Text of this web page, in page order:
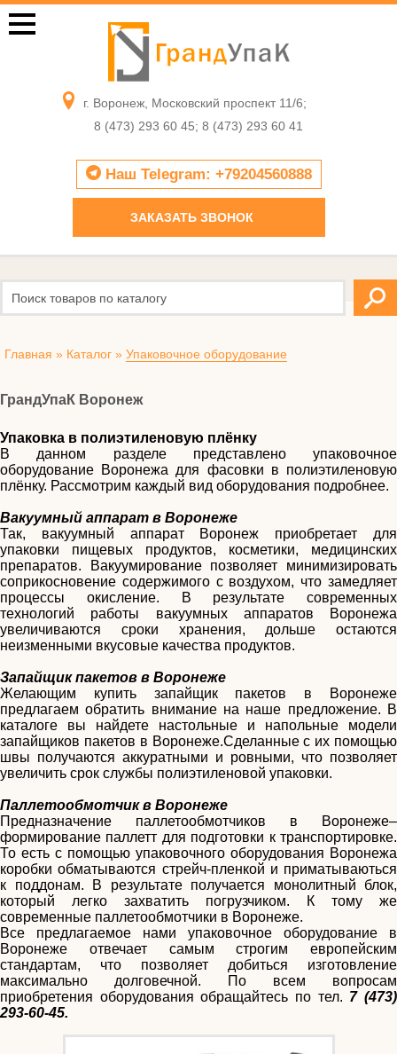
г. Воронеж, Московский проспект 11/6;
8 (473) 293 60 45; 8 (473) 293 60 41
Наш Telegram: +79204560888
ЗАКАЗАТЬ ЗВОНОК
Главная » Каталог » Упаковочное оборудование
ГрандУпаК Воронеж
Упаковка в полиэтиленовую плёнку
В данном разделе представлено упаковочное
оборудование Воронежа для фасовки в полиэтиленовую
плёнку. Рассмотрим каждый вид оборудования подробнее.
Вакуумный аппарат в Воронеже
Так, вакуумный аппарат Воронеж приобретает для
упаковки пищевых продуктов, косметики, медицинских
препаратов. Вакуумирование позволяет минимизировать
соприкосновение содержимого с воздухом, что замедляет
процессы окисление. В результате современных
технологий работы вакуумных аппаратов Воронежа
увеличиваются сроки хранения, дольше остаются
неизменными вкусовые качества продуктов.
Запайщик пакетов в Воронеже
Желающим купить запайщик пакетов в Воронеже
предлагаем обратить внимание на наше предложение. В
каталоге вы найдете настольные и напольные модели
запайщиков пакетов в Воронеже.Сделанные с их помощью
швы получаются аккуратными и ровными, что позволяет
увеличить срок службы полиэтиленовой упаковки.
Паллетообмотчик в Воронеже
Предназначение паллетообмотчиков в Воронеже–
формирование паллетт для подготовки к транспортировке.
То есть с помощью упаковочного оборудования Воронежа
коробки обматываются стрейч-пленкой и приматываються
к поддонам. В результате получается монолитный блок,
который легко захватить погрузчиком. К тому же
современные паллетообмотчики в Воронеже.
Все предлагаемое нами упаковочное оборудование в
Воронеже отвечает самым строгим европейским
стандартам, что позволяет добиться изготовление
максимально долговечной. По всем вопросам
приобретения оборудования обращайтесь по тел. 7 (473)
293-60-45.